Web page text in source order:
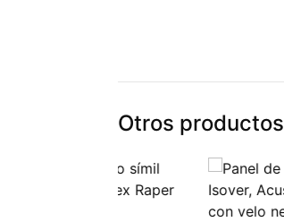
Otros productos